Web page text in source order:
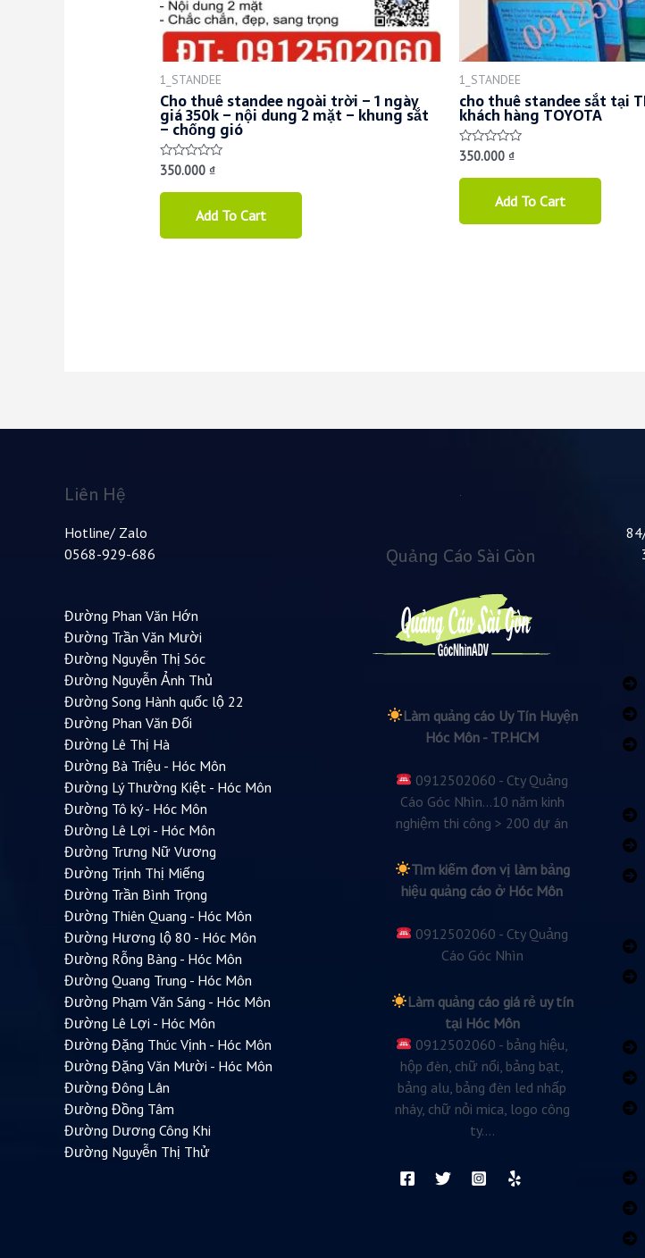
1_STANDEE
Cho thuê standee ngoài trời – 1 ngày
giá 350k – nội dung 2 mặt – khung sắt
– chống gió
Rated
0
out
350.000 ₫
Add To Cart
1_STANDEE
cho thuê standee sắt tại
khách hàng TOYOTA
Rated
0
out
350.000 ₫
Add To Cart
Liên Hệ
Hotline/ Zalo
0568-929-686
Đường Phan Văn Hớn
Đường Trần Văn Mười
Đường Nguyễn Thị Sóc
Đường Nguyễn Ảnh Thủ
Đường Song Hành quốc lộ 22
Đường Phan Văn Đối
Đường Lê Thị Hà
Đường Bà Triệu - Hóc Môn
Đường Lý Thường Kiệt - Hóc Môn
Đường Tô ký - Hóc Môn
Đường Lê Lợi - Hóc Môn
Đường Trưng Nữ Vương
Đường Trịnh Thị Miếng
Đường Trần Bình Trọng
Đường Thiên Quang - Hóc Môn
Đường Hương lộ 80 - Hóc Môn
Đường Rỗng Bàng - Hóc Môn
Đường Quang Trung - Hóc Môn
Đường Phạm Văn Sáng - Hóc Môn
Đường Lê Lợi - Hóc Môn
Đường Đặng Thúc Vịnh - Hóc Môn
Đường Đặng Văn Mười - Hóc Môn
Đường Đông Lân
Đường Đồng Tâm
Đường Dương Công Khi
Đường Nguyễn Thị Thử
Quảng Cáo Sài Gòn
Làm quảng cáo Uy Tín Huyện
Hóc Môn - TP.HCM
0912502060 - Cty Quảng
Cáo Góc Nhìn...10 năm kinh
nghiệm thi công > 200 dự án
Tìm kiếm đơn vị làm bảng
hiệu quảng cáo ở Hóc Môn
0912502060 - Cty Quảng
Cáo Góc Nhìn
Làm quảng cáo giá rẻ uy tín
tại Hóc Môn
0912502060 - bảng hiệu,
hộp đèn, chữ nổi, bảng bạt,
bảng alu, bảng đèn led nhấp
nháy, chữ nỏi mica, logo công
ty....